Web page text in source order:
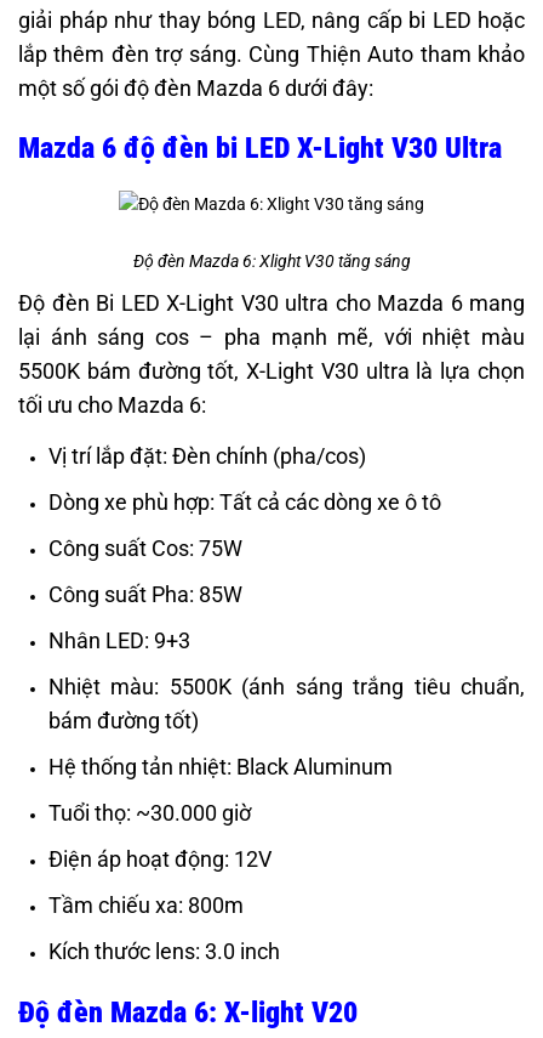
giải pháp như thay bóng LED, nâng cấp bi LED hoặc
lắp thêm đèn trợ sáng. Cùng Thiện Auto tham khảo
một số gói độ đèn Mazda 6 dưới đây:
Mazda 6 độ đèn bi LED X-Light V30 Ultra
Độ đèn Mazda 6: Xlight V30 tăng sáng
Độ đèn Bi LED X-Light V30 ultra cho Mazda 6 mang
lại ánh sáng cos – pha mạnh mẽ, với nhiệt màu
5500K bám đường tốt, X-Light V30 ultra là lựa chọn
tối ưu cho Mazda 6:
Vị trí lắp đặt: Đèn chính (pha/cos)
Dòng xe phù hợp: Tất cả các dòng xe ô tô
Công suất Cos: 75W
Công suất Pha: 85W
Nhân LED: 9+3
Nhiệt màu: 5500K (ánh sáng trắng tiêu chuẩn,
bám đường tốt)
Hệ thống tản nhiệt: Black Aluminum
Tuổi thọ: ~30.000 giờ
Điện áp hoạt động: 12V
Tầm chiếu xa: 800m
Kích thước lens: 3.0 inch
Độ đèn Mazda 6: X-light V20